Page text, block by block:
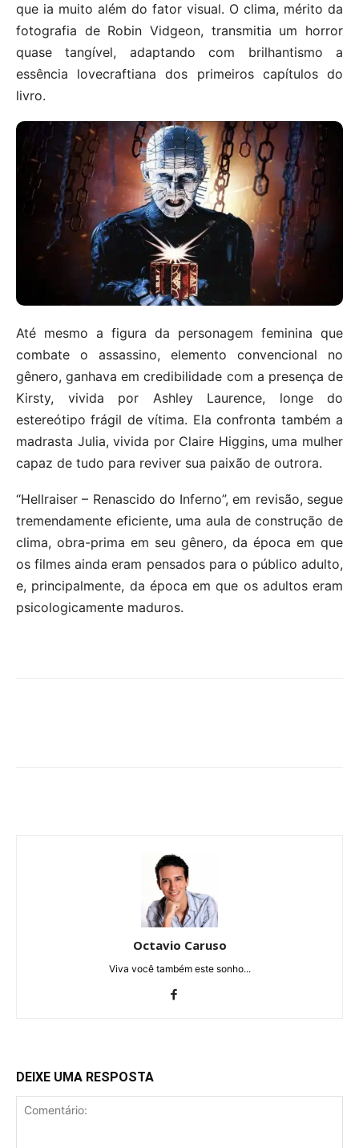
que ia muito além do fator visual. O clima, mérito da
fotografia de Robin Vidgeon, transmitia um horror
quase tangível, adaptando com brilhantismo a
essência lovecraftiana dos primeiros capítulos do
livro.
Até mesmo a figura da personagem feminina que
combate o assassino, elemento convencional no
gênero, ganhava em credibilidade com a presença de
Kirsty, vivida por Ashley Laurence, longe do
estereótipo frágil de vítima. Ela confronta também a
madrasta Julia, vivida por Claire Higgins, uma mulher
capaz de tudo para reviver sua paixão de outrora.
“Hellraiser – Renascido do Inferno”, em revisão, segue
tremendamente eficiente, uma aula de construção de
clima, obra-prima em seu gênero, da época em que
os filmes ainda eram pensados para o público adulto,
e, principalmente, da época em que os adultos eram
psicologicamente maduros.
Octavio Caruso
Viva você também este sonho...
DEIXE UMA RESPOSTA